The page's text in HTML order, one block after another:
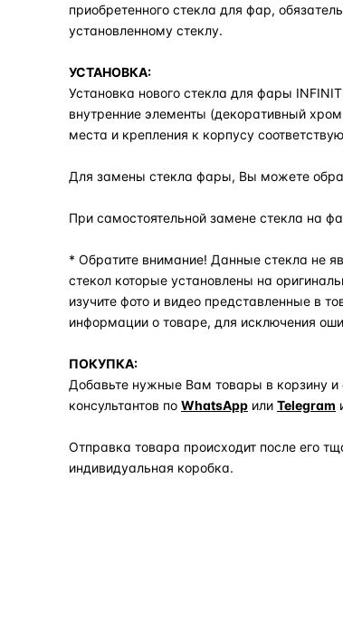
приобретенного стекла для фар,
установленному стеклу.
УСТАНОВКА:
Установка нового стекла для фары
внутренние элементы (декоративный
места и крепления к корпусу
Для замены стекла фары, Вы можете
При самостоятельной замене стекла на
* Обратите внимание! Данные стекла не
стекол которые установлены на
изучите фото и видео представленные в
информации о товаре, для исключения
ПОКУПКА:
Добавьте нужные Вам товары в корзину
консультантов по WhatsApp или Telegram
Отправка товара происходит после его
индивидуальная коробка.